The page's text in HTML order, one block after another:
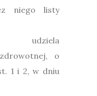
niego listy
udziela
o
1 i 2, w dniu